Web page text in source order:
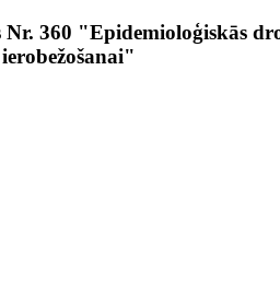
360 "Epidemioloģiskās